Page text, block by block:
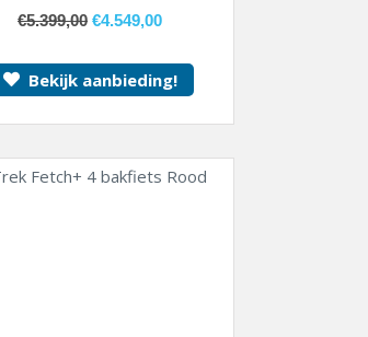
€5.399,00 €4.549,00
Bekijk aanbieding!